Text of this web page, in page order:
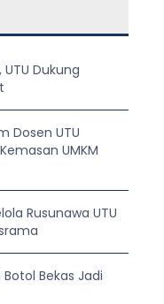
Dukung
Dosen UTU
UMKM
Rusunawa UTU
Botol Bekas Jadi